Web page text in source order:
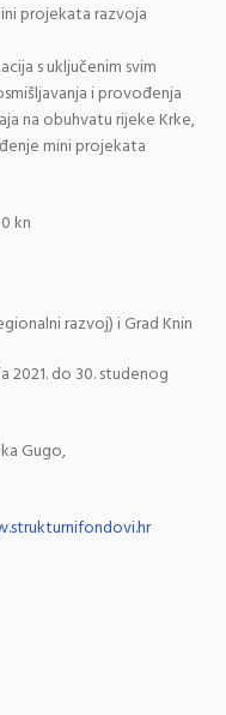
projekata razvoja
s uključenim svim
i provođenja
na obuhvatu rijeke Krke,
mini projekata
kn
razvoj) i Grad Knin
2021. do 30. studenog
Gugo,